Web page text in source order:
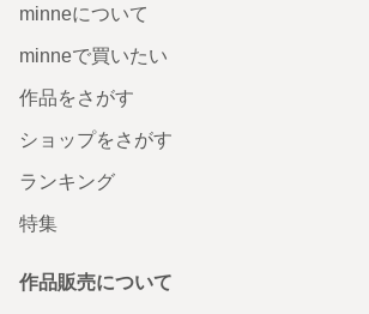
minneについて
minneで買いたい
作品をさがす
ショップをさがす
ランキング
特集
作品販売について